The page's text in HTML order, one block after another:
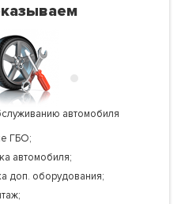
автомобиля
ГБО;
автомобиля;
доп. оборудования;